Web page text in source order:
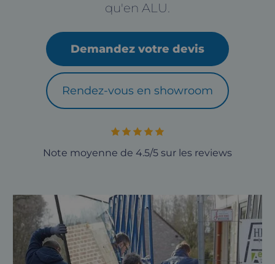
qu'en ALU.
Demandez votre devis
Rendez-vous en showroom
Note moyenne de 4.5/5 sur les reviews